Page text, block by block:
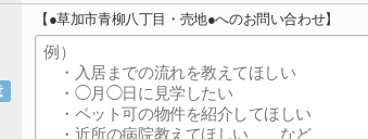
【●草加市青柳八丁目・売地●へのお問い合わせ】